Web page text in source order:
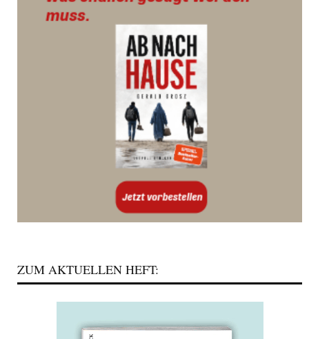
ZUM AKTUELLEN HEFT: